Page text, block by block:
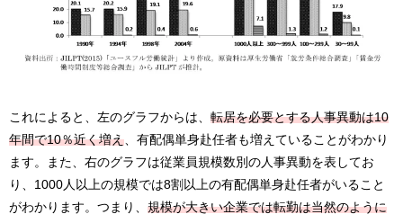
これによると、左のグラフからは、 転居を必要とする人事異動は10
年間で10％近く増え 、有配偶単身赴任者も増えていることがわかり
ます。また、右のグラフは従業員規模数別の人事異動を表してお
り、1000人以上の規模では8割以上の有配偶単身赴任者がいること
がわかります。つまり、 規模が大きい企業では転勤は当然のように